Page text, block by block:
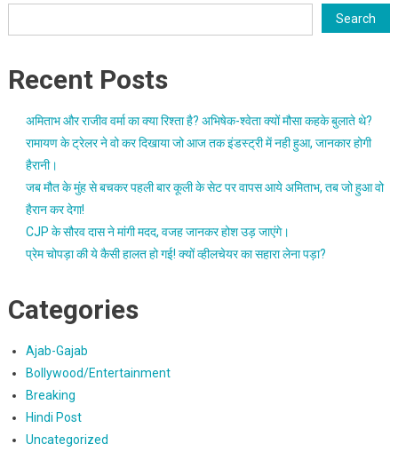
Search
Recent Posts
अमिताभ और राजीव वर्मा का क्या रिश्ता है? अभिषेक-श्वेता क्यों मौसा कहके बुलाते थे?
रामायण के ट्रेलर ने वो कर दिखाया जो आज तक इंडस्ट्री में नही हुआ, जानकार होगी
हैरानी।
जब मौत के मुंह से बचकर पहली बार कूली के सेट पर वापस आये अमिताभ, तब जो हुआ वो
हैरान कर देगा!
CJP के सौरव दास ने मांगी मदद, वजह जानकर होश उड़ जाएंगे।
प्रेम चोपड़ा की ये कैसी हालत हो गई! क्यों व्हीलचेयर का सहारा लेना पड़ा?
Categories
Ajab-Gajab
Bollywood/Entertainment
Breaking
Hindi Post
Uncategorized